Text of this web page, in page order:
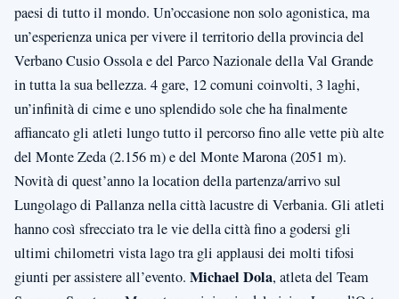
paesi di tutto il mondo. Un’occasione non solo agonistica, ma
un’esperienza unica per vivere il territorio della provincia del
Verbano Cusio Ossola e del Parco Nazionale della Val Grande
in tutta la sua bellezza. 4 gare, 12 comuni coinvolti, 3 laghi,
un’infinità di cime e uno splendido sole che ha finalmente
affiancato gli atleti lungo tutto il percorso fino alle vette più alte
del Monte Zeda (2.156 m) e del Monte Marona (2051 m).
Novità di quest’anno la location della partenza/arrivo sul
Lungolago di Pallanza nella città lacustre di Verbania. Gli atleti
hanno così sfrecciato tra le vie della città fino a godersi gli
ultimi chilometri vista lago tra gli applausi dei molti tifosi
giunti per assistere all’evento. Michael Dola, atleta del Team